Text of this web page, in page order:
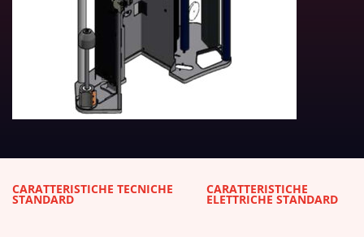
DOWNLOAD TABELLE
CARATTERISTICHE TECNICHE
STANDARD
CARATTERISTICHE
ELETTRICHE STANDARD